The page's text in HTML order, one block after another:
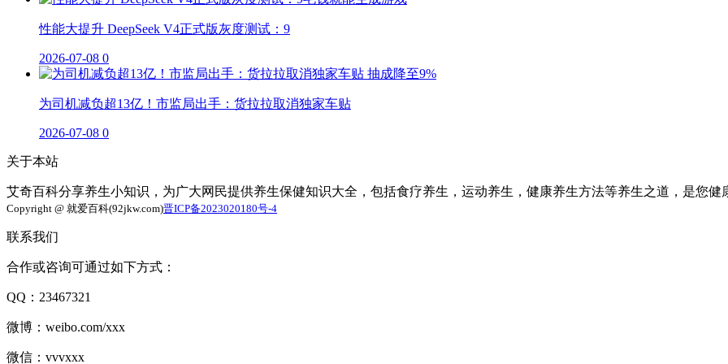
性能大提升 DeepSeek V4正式版灰度测试：9
2026-07-08 0
为司机减负超13亿！市监局出手：货拉拉取消独家车贴
2026-07-08 0
关于本站
艾奇百科分享养生小知识，为广大网民提供养生保健知识大全，包括食疗养生，运动养生，健康养生方法等养生之道，是您健
Copyright @ 就爱百科(92jkw.com)晋ICP备2023020180号-4
联系我们
合作或咨询可通过如下方式：
QQ：23467321
微博：weibo.com/xxx
微信：vvvxxx